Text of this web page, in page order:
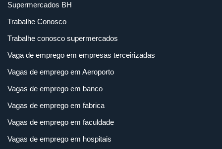
Supermercados BH
Trabalhe Conosco
Trabalhe conosco supermercados
Vaga de emprego em empresas terceirizadas
Vagas de emprego em Aeroporto
Vagas de emprego em banco
Vagas de emprego em fabrica
Vagas de emprego em faculdade
Vagas de emprego em hospitais